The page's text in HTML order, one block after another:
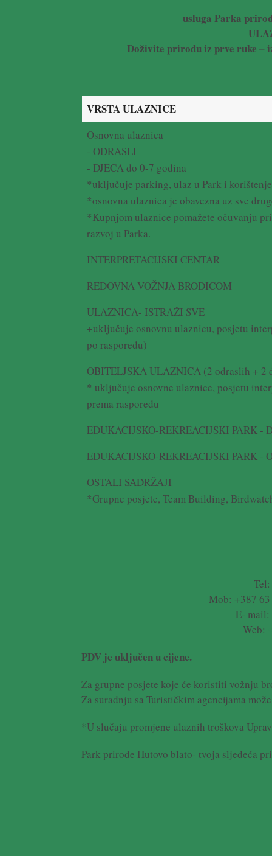
usluga Parka
Doživite prirodu iz prve ruke –
VRSTA ULAZNICE
Osnovna ulaznica
- ODRASLI
- DJECA do 0-7 godina
*uključuje parking, ulaz u Park i
*osnovna ulaznica je obavezna uz sve
*Kupnjom ulaznice pomažete očuvanju
razvoj u Parka.
INTERPRETACIJSKI CENTAR
REDOVNA VOŽNJA BRODICOM
ULAZNICA- ISTRAŽI SVE
+uključuje osnovnu ulaznicu, posjetu
po rasporedu)
OBITELJSKA ULAZNICA (2 odraslih + 2
* uključuje osnovne ulaznice, posjetu
prema rasporedu
EDUKACIJSKO-REKREACIJSKI PARK -
EDUKACIJSKO-REKREACIJSKI PARK -
OSTALI SADRŽAJI
*Grupne posjete, Team Building,
Mob: +387
E- mail:
Web:
PDV je uključen u cijene.
Za grupne posjete koje će koristiti vožnju
Za suradnju sa Turističkim agencijama
*U slučaju promjene ulaznih troškova
Park prirode Hutovo blato- tvoja sljedeća